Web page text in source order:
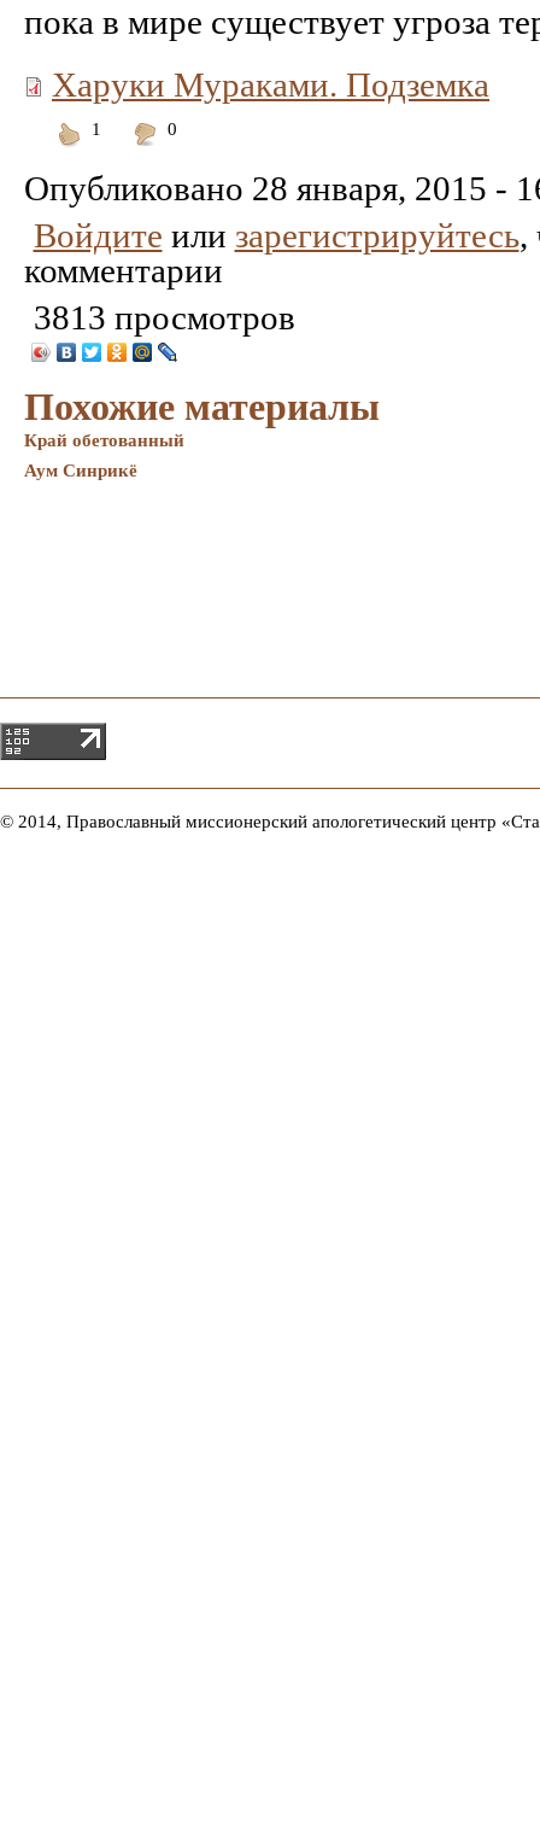
пока в мире существует угроза
Харуки Мураками. Подземка
1
0
Опубликовано 28 января, 2015 -
Войдите или зарегистрируйтесь,
комментарии
3813 просмотров
Похожие материалы
Край обетованный
Аум Синрикё
© 2014, Православный миссионерский апологетический центр